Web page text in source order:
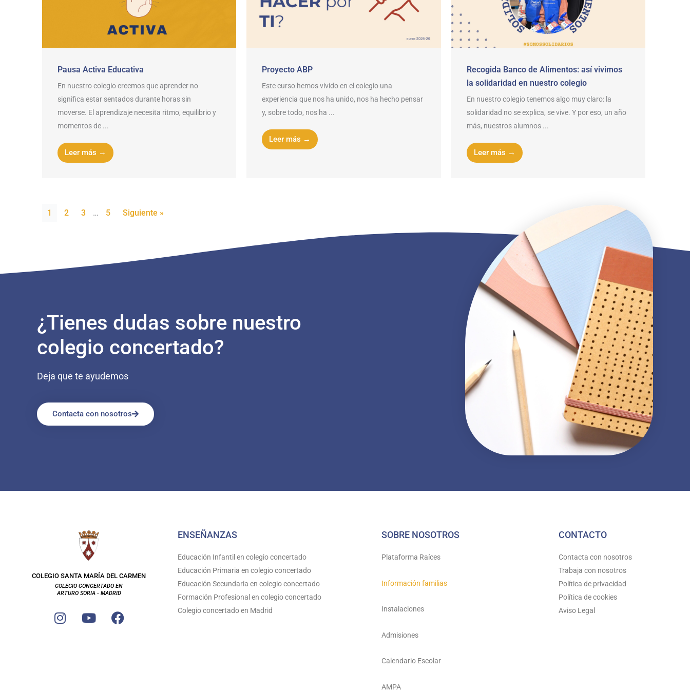
Pausa Activa Educativa
En nuestro colegio creemos que aprender no
significa estar sentados durante horas sin
moverse. El aprendizaje necesita ritmo, equilibrio y
momentos de ...
Leer más →
Proyecto ABP
Este curso hemos vivido en el colegio una
experiencia que nos ha unido, nos ha hecho pensar
y, sobre todo, nos ha ...
Leer más →
Recogida Banco de Alimentos: así vivimos
la solidaridad en nuestro colegio
En nuestro colegio tenemos algo muy claro: la
solidaridad no se explica, se vive. Y por eso, un año
más, nuestros alumnos ...
Leer más →
1 2 3 … 5 Siguiente »
¿Tienes dudas sobre nuestro
colegio concertado?
Deja que te ayudemos
Contacta con nosotros
COLEGIO SANTA MARÍA DEL CARMEN
COLEGIO CONCERTADO EN
ARTURO SORIA - MADRID
I
n
Y
o
F
a
ENSEÑANZAS
Educación Infantil en colegio concertado
Educación Primaria en colegio concertado
Educación Secundaria en colegio concertado
Formación Profesional en colegio concertado
Colegio concertado en Madrid
SOBRE NOSOTROS
Plataforma Raíces
Información familias
Instalaciones
Admisiones
Calendario Escolar
AMPA
CONTACTO
Contacta con nosotros
Trabaja con nosotros
Política de privacidad
Política de cookies
Aviso Legal